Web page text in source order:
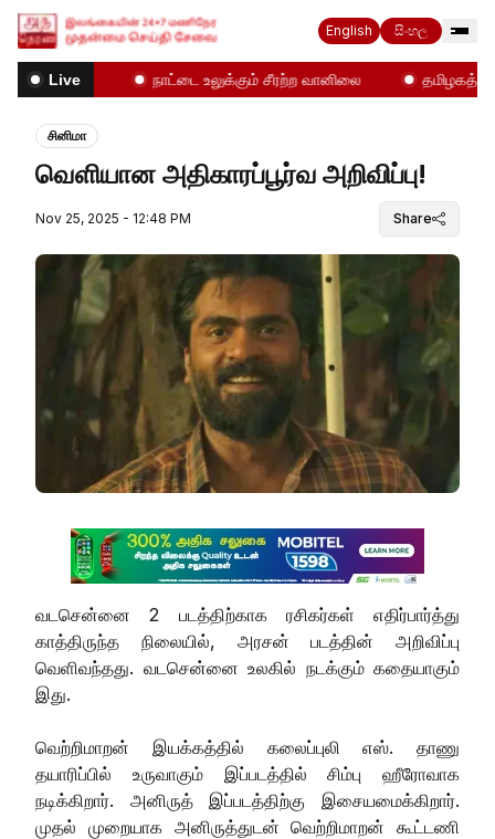
English සිංහල
Live
மோதல்கள்! நாட்டை உலுக்கும் சீரற்ற வானிலை தமிழகத்தில்
சினிமா
வௌியான அதிகாரப்பூர்வ அறிவிப்பு!
Nov 25, 2025 - 12:48 PM Share
வடசென்னை 2 படத்திற்காக ரசிகர்கள் எதிர்பார்த்து
காத்திருந்த நிலையில், அரசன் படத்தின் அறிவிப்பு
வெளிவந்தது. வடசென்னை உலகில் நடக்கும் கதையாகும்
இது.
வெற்றிமாறன் இயக்கத்தில் கலைப்புலி எஸ். தாணு
தயாரிப்பில் உருவாகும் இப்படத்தில் சிம்பு ஹீரோவாக
நடிக்கிறார். அனிருத் இப்படத்திற்கு இசையமைக்கிறார்.
முதல் முறையாக அனிருத்துடன் வெற்றிமாறன் கூட்டணி